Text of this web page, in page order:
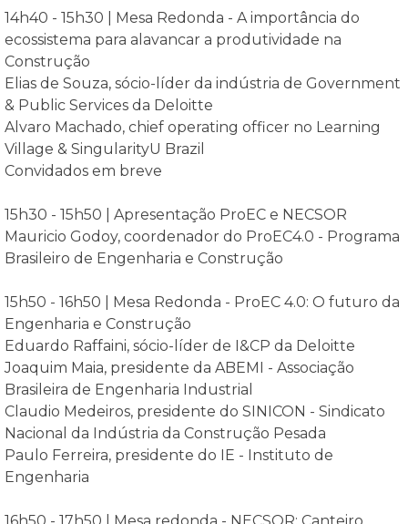
14h40 - 15h30 | Mesa Redonda - A importância do
ecossistema para alavancar a produtividade na
Construção
Elias de Souza, sócio-líder da indústria de Government
& Public Services da Deloitte
Alvaro Machado, chief operating officer no Learning
Village & SingularityU Brazil
Convidados em breve
15h30 - 15h50 | Apresentação ProEC e NECSOR
Mauricio Godoy, coordenador do ProEC4.0 - Programa
Brasileiro de Engenharia e Construção
15h50 - 16h50 | Mesa Redonda - ProEC 4.0: O futuro da
Engenharia e Construção
Eduardo Raffaini, sócio-líder de I&CP da Deloitte
Joaquim Maia, presidente da ABEMI - Associação
Brasileira de Engenharia Industrial
Claudio Medeiros, presidente do SINICON - Sindicato
Nacional da Indústria da Construção Pesada
Paulo Ferreira, presidente do IE - Instituto de
Engenharia